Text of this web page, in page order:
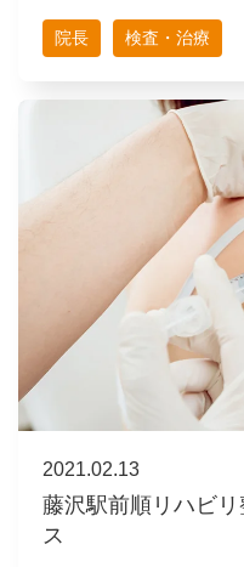
院長 検査・治療
2021.02.13
藤沢駅前順リハビ
ス